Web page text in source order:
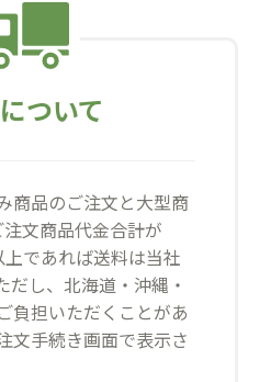
ついて
商品のご注文と大型商
文商品代金合計が
であれば送料は当社
だし、北海道・沖縄・
負担いただくことがあ
文手続き画面で表示さ